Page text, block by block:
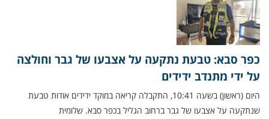
כפר סבא: טבעת נתקעה על אצבעו של גבר וחולצה
על ידי מתנדב ידידים
היום (ראשון) בשעה 10:41, התקבלה קריאה במוקד ידידים אודות טבעת
שנתקעה על אצבעו של גבר ברחוב הגליל בכפר סבא. שלומית